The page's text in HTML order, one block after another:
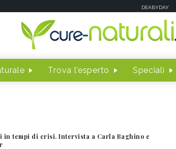
DEABYDAY
Trova l'esperto Speciali
in tempi di crisi. Intervista a Carla Baghino e